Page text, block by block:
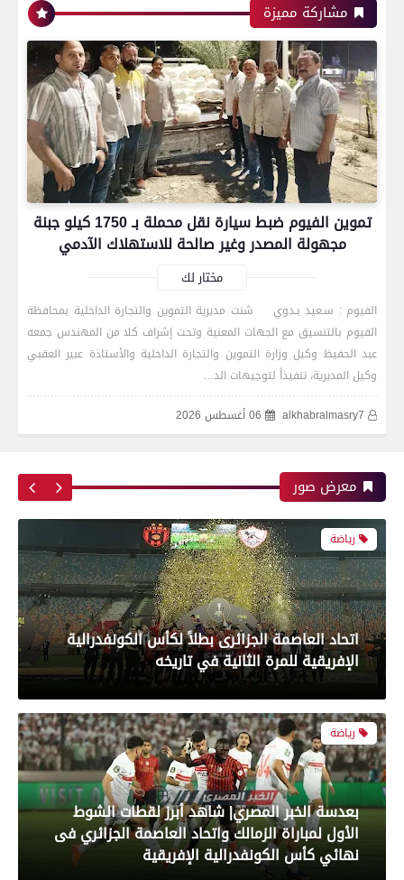
مشاركة مميزة
تموين الفيوم ضبط سيارة نقل محملة بـ 1750 كيلو جبنة
مجهولة المصدر وغير صالحة للاستهلاك الآدمي
مختار لك
الفيوم : سـعيد بـدوي شنت مديرية التموين والتجارة الداخلية بمحافظة
الفيوم بالتنسيق مع الجهات المعنية وتحت إشراف كلا من المهندس جمعه
عبد الحفيظ وكيل وزارة التموين والتجارة الداخلية والأستاذة عبير العقبي
وكيل المديرية، تنفيذاً لتوجيهات الد…
alkhabralmasry7
06 أغسطس 2026
معرض صور
رياضة
اتحاد العاصمة الجزائرى بطلاً لكأس الكونفدرالية
الإفريقية للمرة الثانية في تاريخه
رياضة
بعدسة الخبر المصري| شاهد أبرز لقطات الشوط
الأول لمباراة الزمالك واتحاد العاصمة الجزائري فى
نهائي كأس الكونفدرالية الإفريقية
رياضة
بعدسة الخبر المصري| شاهد أبرز لقطات مباراة زد و
بيراميدز فى نهائى كأس مصر